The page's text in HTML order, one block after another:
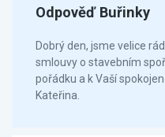
Odpověď Buřinky
Dobrý den, jsme velice
smlouvy o stavebním
pořádku a k Vaší
Kateřina.